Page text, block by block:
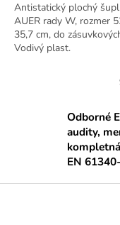
Antistatický plochý
AUER rady W, rozmer
35,7 cm, do
Vodivý plast.
Odborné
audity,
EN
Z